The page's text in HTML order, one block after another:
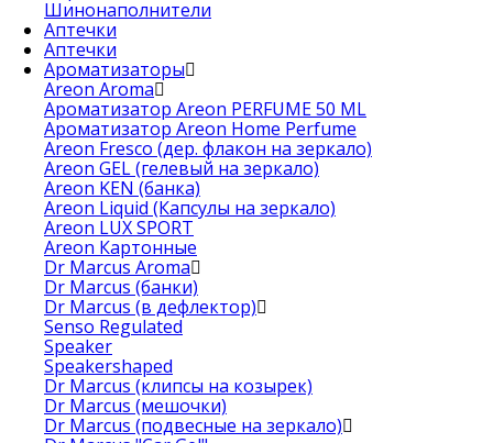
Шинонаполнители
Аптечки
Аптечки
Ароматизаторы
Areon Aroma
Ароматизатор Areon PERFUME 50 ML
Ароматизатор Areon Home Perfume
Areon Fresco (дер. флакон на зеркало)
Areon GEL (гелевый на зеркало)
Areon KEN (банка)
Areon Liquid (Капсулы на зеркало)
Areon LUX SPORT
Areon Картонные
Dr Marcus Aroma
Dr Marcus (банки)
Dr Marcus (в дефлектор)
Senso Regulated
Speaker
Speakershaped
Dr Marcus (клипсы на козырек)
Dr Marcus (мешочки)
Dr Marcus (подвесные на зеркало)